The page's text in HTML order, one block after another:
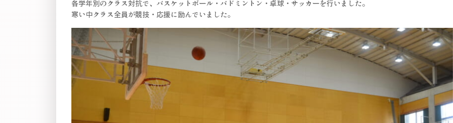
各学年別のクラス対抗で、バスケットボール・バドミントン・卓球・サッカーを行いました。
寒い中クラス全員が競技・応援に励んでいました。